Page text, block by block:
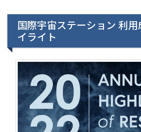
国際宇宙ステーション 利
イライト